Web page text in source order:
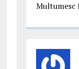
Multumesc